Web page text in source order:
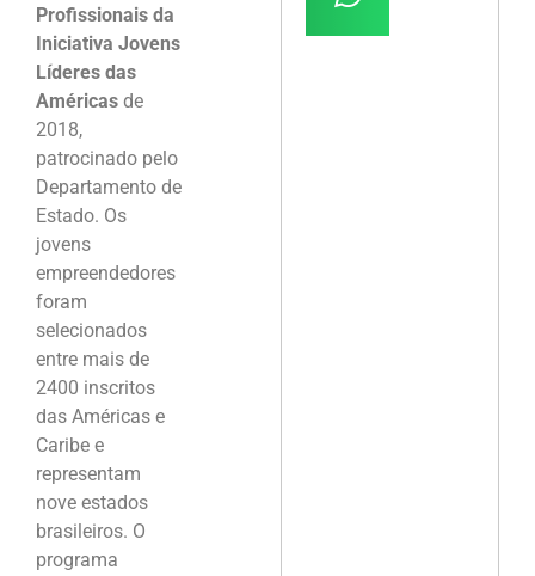
Profissionais da
Iniciativa Jovens
Líderes das
Américas de
2018,
patrocinado pelo
Departamento de
Estado. Os
jovens
empreendedores
foram
selecionados
entre mais de
2400 inscritos
das Américas e
Caribe e
representam
nove estados
brasileiros. O
programa